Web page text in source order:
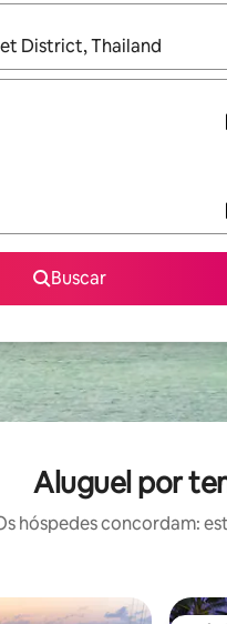
estiverem disponíveis,
Buscar
Aluguel por
hóspedes concordam: